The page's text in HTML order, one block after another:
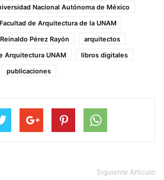
Nacional Autónoma de México
de Arquitectura de la UNAM
Pérez Rayón
arquitectos
Arquitectura UNAM
libros digitales
publicaciones
Siguiente Artículo